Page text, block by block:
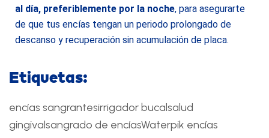
al día, preferiblemente por la noche, para asegurarte
de que tus encías tengan un periodo prolongado de
descanso y recuperación sin acumulación de placa.
Etiquetas:
encías sangrantesirrigador bucalsalud
gingivalsangrado de encíasWaterpik encías